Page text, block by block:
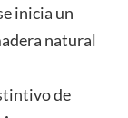
inicia un
natural
de